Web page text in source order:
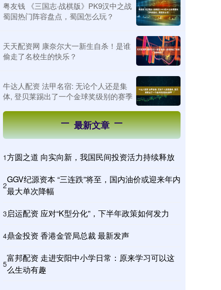
粤友钱 《三国志·战棋版》PK9汉中之战
蜀国热门阵容盘点，蜀国怎么玩？
天天配资网 康奈尔大一新生自杀！是谁
偷走了名校生的快乐？
牛达人配资 法甲名宿: 无论个人还是集
体, 登贝莱踢出了一个金球奖级别的赛季
最新文章
1方圆之道 向实向新，我国民间投资活力持续释放
2
GGV纪源资本 “三连跌”将至，国内油价或迎来年内
最大单次降幅
3启运配资 应对“K型分化”，下半年政策如何发力
4鼎金投资 香港金管局总裁 最新发声
5
富邦配资 走进安阳中小学日常：原来学习可以这
么生动有趣